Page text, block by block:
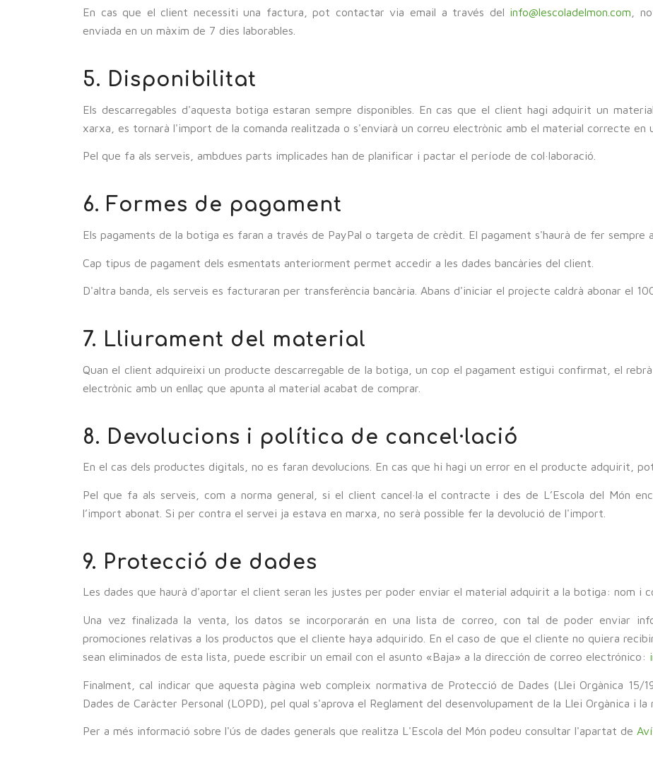
En cas que el client necessiti una factura, pot contactar via email a través del info@lescoladelmon.com ,
enviada en un màxim de 7 dies laborables.
5. Disponibilitat
Els descarregables d'aquesta botiga estaran sempre disponibles. En cas que el client hagi adquirit un
xarxa, es tornarà l'import de la comanda realitzada o s'enviarà un correu electrònic amb el material correcte en
Pel que fa als serveis, ambdues parts implicades han de planificar i pactar el període de col·laboració.
6. Formes de pagament
Els pagaments de la botiga es faran a través de PayPal o targeta de crèdit. El pagament s'haurà de fer sempre
Cap tipus de pagament dels esmentats anteriorment permet accedir a les dades bancàries del client.
D'altra banda, els serveis es facturaran per transferència bancària. Abans d'iniciar el projecte caldrà abonar el
7. Lliurament del material
Quan el client adquireixi un producte descarregable de la botiga, un cop el pagament estigui confirmat, el
electrònic amb un enllaç que apunta al material acabat de comprar.
8. Devolucions i política de cancel·lació
En el cas dels productes digitals, no es faran devolucions. En cas que hi hagi un error en el producte adquirit,
Pel que fa als serveis, com a norma general, si el client cancel·la el contracte i des de L’Escola del Món
l’import abonat. Si per contra el servei ja estava en marxa, no serà possible fer la devolució de l'import.
9. Protecció de dades
Les dades que haurà d'aportar el client seran les justes per poder enviar el material adquirit a la botiga: nom i
Una vez finalizada la venta, los datos se incorporarán en una lista de correo, con tal de poder enviar
promociones relativas a los productos que el cliente haya adquirido. En el caso de que el cliente no quiera
sean eliminados de esta lista, puede escribir un email con el asunto «Baja» a la dirección de correo electrónico:
Finalment, cal indicar que aquesta pàgina web compleix normativa de Protecció de Dades (Llei Orgànica 15/
Dades de Caràcter Personal (LOPD), pel qual s'aprova el Reglament del desenvolupament de la Llei Orgànica i
Per a més informació sobre l'ús de dades generals que realitza L'Escola del Món podeu consultar l'apartat de